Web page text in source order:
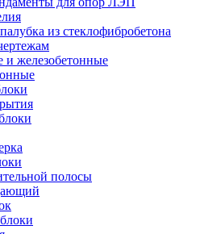
из стеклофибробетона
и железобетонные
полосы